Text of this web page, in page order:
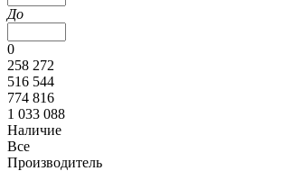
До
0
258 272
516 544
774 816
1 033 088
Наличие
Все
Производитель